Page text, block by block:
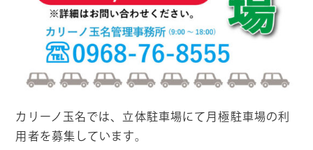
カリーノ玉名では、立体駐車場にて月極駐車場の利
用者を募集しています。